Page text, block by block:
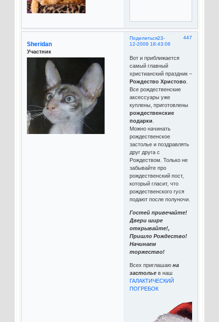
Поделиться 447
23-
12-2009 18:43:06
Sheridan
Участник
Вот и приближается
самый главный
христианский праздник –
Рождество Христово.
Все рождественские
аксессуары уже
куплены, приготовлены
рождественские
подарки
Можно начинать
рождественское
застолье и поздравлять
друг друга с
Рождеством. Только не
забывайте про
рождественский пост,
который гласит, что
рождественского гуся
подают после полуночи.
Гостей привечайте!
Двери шире
открывайте!,
Пришло Рождество!
Начинаем
торжество!
Всех приглашаю на
застольев наш
ГАЛАКТИЧЕСКИЙ
ПОГРЕБОК